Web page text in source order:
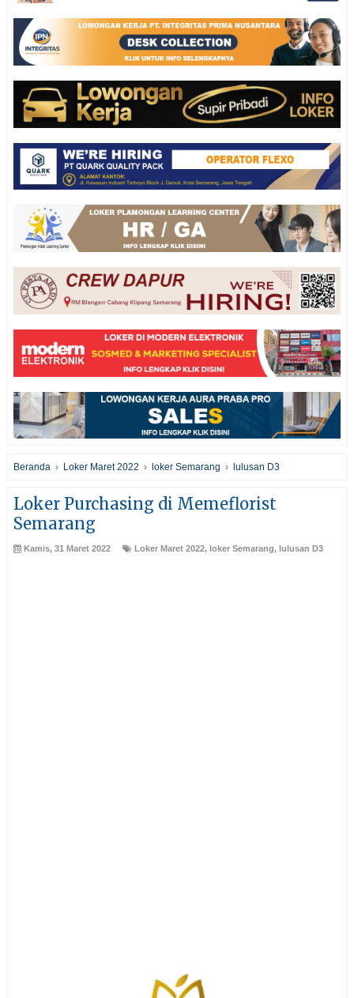
Beranda › Loker Maret 2022 › loker Semarang › lulusan D3
Loker Purchasing di Memeflorist
Semarang
Kamis, 31 Maret 2022 Loker Maret 2022, loker Semarang, lulusan D3